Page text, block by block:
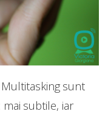
sunt
subtile, iar